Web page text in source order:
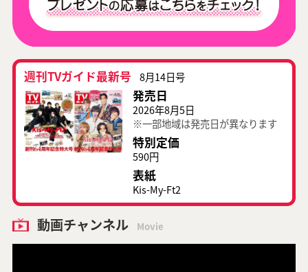
週刊TVガイド最新号 8月14日号
発売日
2026年8月5日
※一部地域は発売日が異なります
特別定価
590円
表紙
Kis-My-Ft2
動画チャンネル Movie